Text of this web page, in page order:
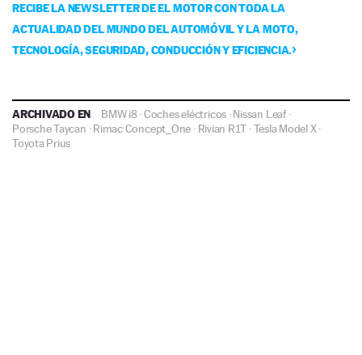
RECIBE LA NEWSLETTER DE EL MOTOR CON TODA LA
ACTUALIDAD DEL MUNDO DEL AUTOMÓVIL Y LA MOTO,
TECNOLOGÍA, SEGURIDAD, CONDUCCIÓN Y EFICIENCIA.
ARCHIVADO EN BMW i8·Coches eléctricos ·Nissan Leaf·
Porsche Taycan ·Rimac Concept_One · Rivian R1T ·Tesla Model X·
Toyota Prius